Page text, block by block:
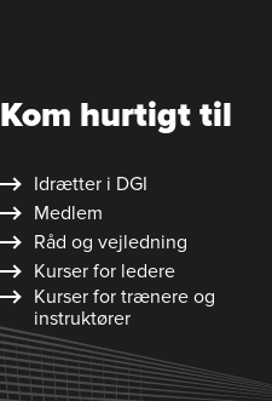
Kom hurtigt til
Idrætter i DGI
Medlem
Råd og vejledning
Kurser for ledere
Kurser for trænere og
instruktører